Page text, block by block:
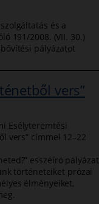
és a
191/2008. (VII. 30.)
pályázatot
vers”
Esélyteremtési
vers” címmel 12–22
esszéíró pályázat
történeteiket prózai
élményeiket,